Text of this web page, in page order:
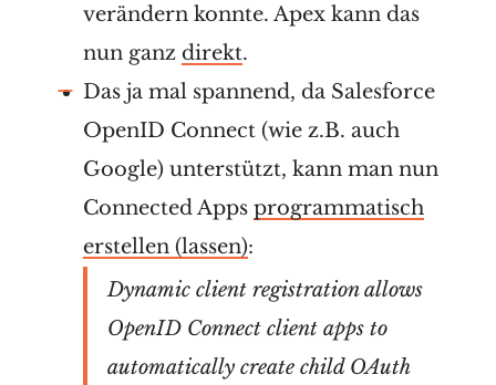
verändern konnte. Apex kann das
nun ganz direkt.
Das ja mal spannend, da Salesforce
OpenID Connect (wie z.B. auch
Google) unterstützt, kann man nun
Connected Apps programmatisch
erstellen (lassen):
Dynamic client registration allows
OpenID Connect client apps to
automatically create child OAuth